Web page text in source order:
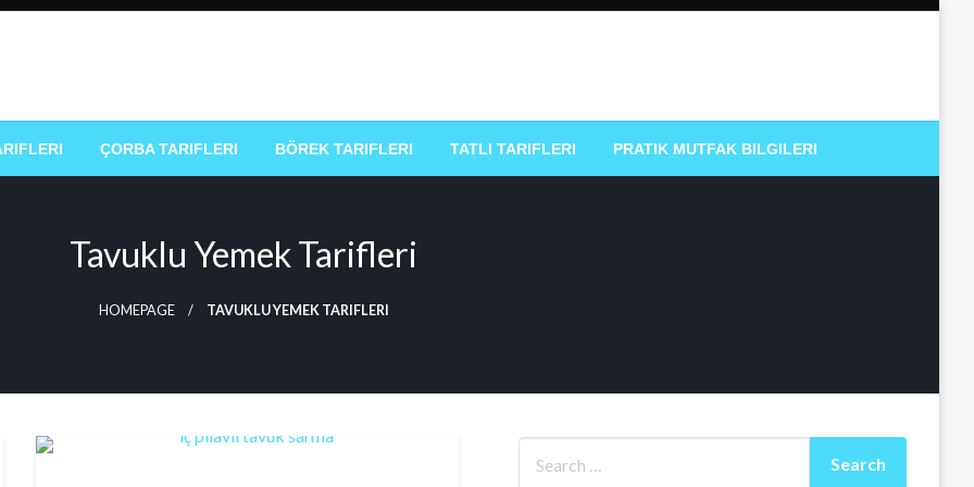
Tarifleri
ÇORBA TARIFLERI BÖREK TARIFLERI TATLI TARIFLERI PRATIK MUTFAK BILGILERI
Tavuklu Yemek Tarifleri
HOMEPAGE TAVUKLU YEMEK TARIFLERI